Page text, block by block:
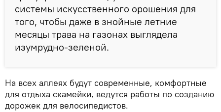
системы искусственного орошения для
того, чтобы даже в знойные летние
месяцы трава на газонах выглядела
изумрудно-зеленой.
На всех аллеях будут современные, комфортные
для отдыха скамейки, ведутся работы по созданию
дорожек для велосипедистов.